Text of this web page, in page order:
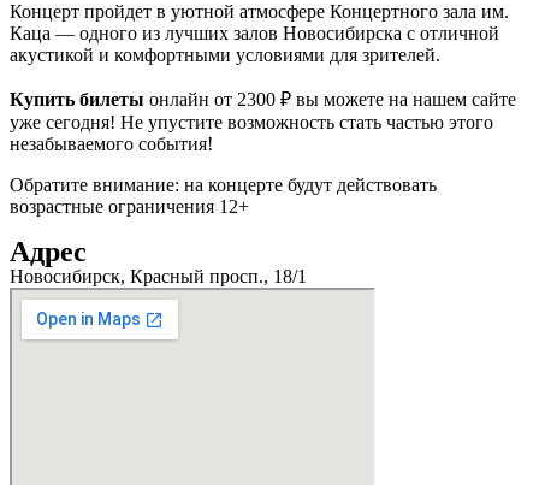
Концерт пройдет в уютной атмосфере Концертного зала им.
Каца — одного из лучших залов Новосибирска с отличной
акустикой и комфортными условиями для зрителей.
Купить билеты онлайн от 2300 ₽ вы можете на нашем сайте
уже сегодня! Не упустите возможность стать частью этого
незабываемого события!
Обратите внимание: на концерте будут действовать
возрастные ограничения 12+
Адрес
Новосибирск, Красный просп., 18/1